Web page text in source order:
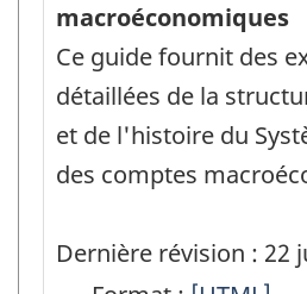
macroéconomiques
Ce guide fournit des
détaillées de la
et de l'histoire du
des comptes
Dernière révision : 22